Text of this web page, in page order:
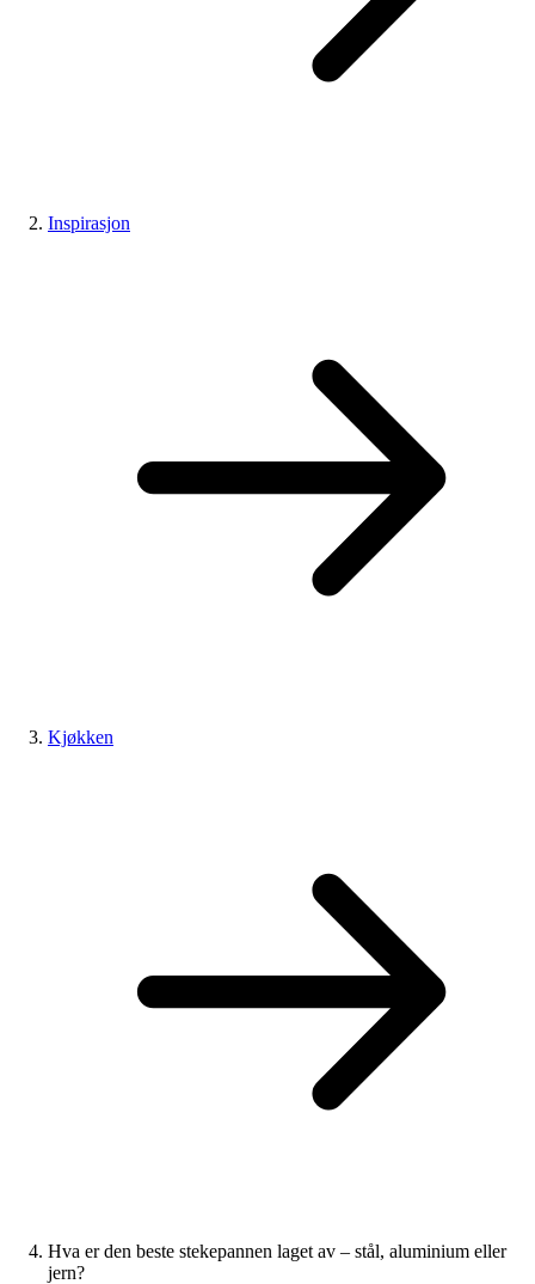
Inspirasjon
Kjøkken
Hva er den beste stekepannen laget av – stål, aluminium eller
jern?